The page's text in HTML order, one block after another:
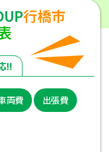
行橋市
!!
両費 出張費